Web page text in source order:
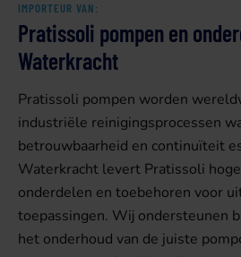
IMPORTEUR VAN:
Pratissoli pompen en
Waterkracht
Pratissoli pompen worden
industriële reinigingsprocessen
betrouwbaarheid en continuïteit
Waterkracht levert Pratissoli
onderdelen en toebehoren voor
toepassingen. Wij ondersteunen
het onderhoud van de juiste